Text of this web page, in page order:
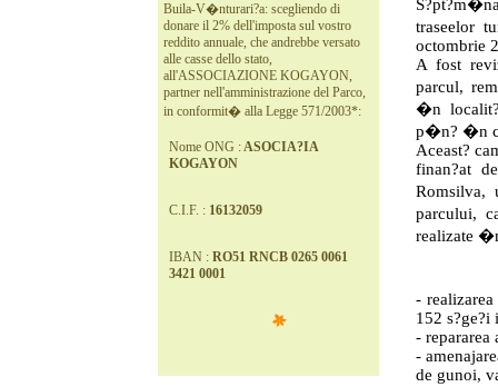
Buila-V�nturari?a: scegliendo di
donare il 2% dell'imposta sul vostro
reddito annuale, che andrebbe versato
alle casse dello stato,
all'ASSOCIAZIONE KOGAYON,
partner nell'amministrazione del Parco,
in conformit� alla Legge 571/2003*:
Nome ONG : ASOCIA?IA
KOGAYON
C.I.F. : 16132059
IBAN : RO51 RNCB 0265 0061
3421 0001
traseelor
octombrie
A fost
parcul,
�n
p�n? �n
Aceast?
finan?at
Romsilva,
parcului,
realizate
-
152 s?ge?i
- repararea
-
de gunoi,